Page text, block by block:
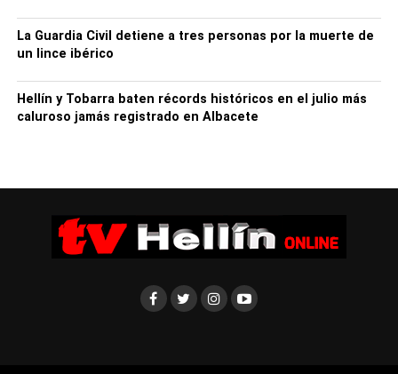
La Guardia Civil detiene a tres personas por la muerte de
un lince ibérico
Hellín y Tobarra baten récords históricos en el julio más
caluroso jamás registrado en Albacete